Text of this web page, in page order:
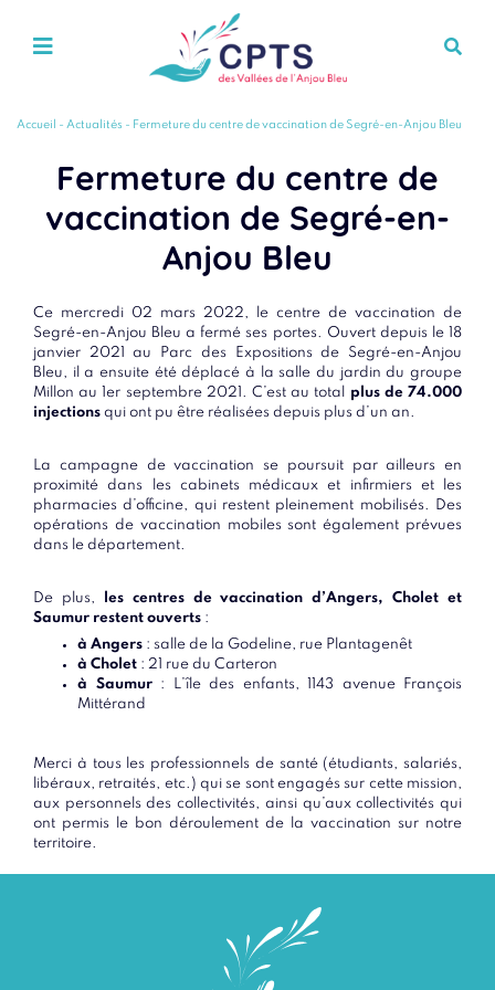
Accueil - Actualités - Fermeture du centre de vaccination de Segré-en-Anjou Bleu
Fermeture du centre de
vaccination de Segré-en-
Anjou Bleu
Ce mercredi 02 mars 2022, le centre de vaccination de
Segré-en-Anjou Bleu a fermé ses portes. Ouvert depuis le 18
janvier 2021 au Parc des Expositions de Segré-en-Anjou
Bleu, il a ensuite été déplacé à la salle du jardin du groupe
Millon au 1er septembre 2021. C’est au total
plus de 74.000
injections qui ont pu être réalisées depuis plus d’un an.
La campagne de vaccination se poursuit par ailleurs en
proximité dans les cabinets médicaux et infirmiers et les
pharmacies d’officine, qui restent pleinement mobilisés. Des
opérations de vaccination mobiles sont également prévues
dans le département.
De plus,
les centres de vaccination d’Angers, Cholet et
Saumur restent ouverts :
à Angers : salle de la Godeline, rue Plantagenêt
à Cholet : 21 rue du Carteron
à Saumur: L’île des enfants, 1143 avenue François
Mittérand
Merci à tous les professionnels de santé (étudiants, salariés,
libéraux, retraités, etc.) qui se sont engagés sur cette mission,
aux personnels des collectivités, ainsi qu’aux collectivités qui
ont permis le bon déroulement de la vaccination sur notre
territoire.